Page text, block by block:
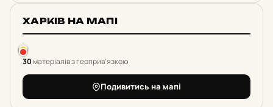
ХАРКІВ НА МАПІ
30матеріалів з геоприв'язкою
Подивитись на мапі